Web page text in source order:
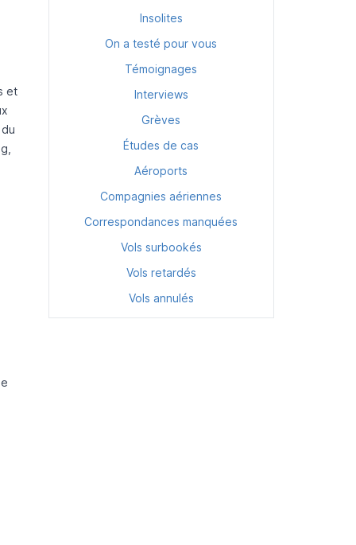
et
Insolites
On a testé pour vous
Témoignages
Interviews
Grèves
Études de cas
Aéroports
Compagnies aériennes
Correspondances manquées
Vols surbookés
Vols retardés
Vols annulés